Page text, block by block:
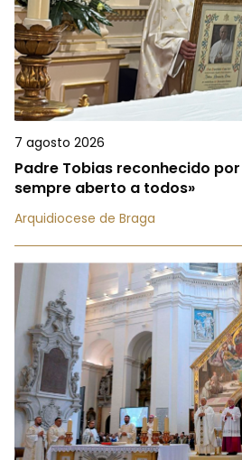
7 agosto 2026
Padre Tobias reconhecido
sempre aberto a todos»
Arquidiocese de Braga